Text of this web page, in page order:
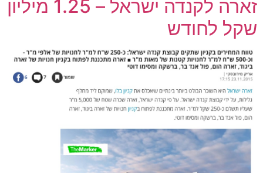
זארה לקנדה ישראל – 1.25 מיליון
שקל לחודש